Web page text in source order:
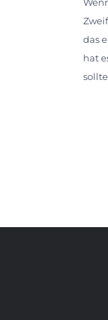
das
hat